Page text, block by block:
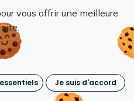
pour ses envois
0 471
vous offrir une meilleure
Je suis d'accord